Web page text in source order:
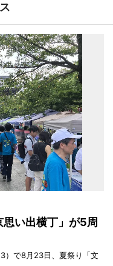
い出横丁」が5周
）で8月23日、夏祭り「文